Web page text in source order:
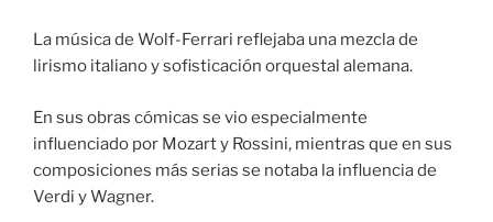
La música de Wolf-Ferrari reflejaba una mezcla de
lirismo italiano y sofisticación orquestal alemana.
En sus obras cómicas se vio especialmente
influenciado por Mozart y Rossini, mientras que en sus
composiciones más serias se notaba la influencia de
Verdi y Wagner.